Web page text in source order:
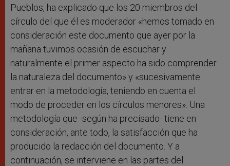
Pueblos, ha explicado que los 20 miembros del
círculo del que él es moderador «hemos tomado en
consideración este documento que ayer por la
mañana tuvimos ocasión de escuchar y
naturalmente el primer aspecto ha sido comprender
la naturaleza del documento» y «sucesivamente
entrar en la metodología, teniendo en cuenta el
modo de proceder en los círculos menores». Una
metodología que -según ha precisado- tiene en
consideración, ante todo, la satisfacción que ha
producido la redacción del documento. Y a
continuación, se interviene en las partes del